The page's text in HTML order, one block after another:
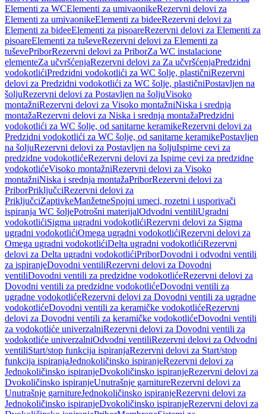
Elementi za WCElementi za umivaonikeRezervni delovi za
Elementi za umivaonikeElementi za bideeRezervni delovi za
Elementi za bideeElementi za pisoareRezervni delovi za Elementi za
pisoareElementi za tuševeRezervni delovi za Elementi za
tuševePriborRezervni delovi za PriborZa WC instalacione
elementeZa učvršćenjaRezervni delovi za Za učvršćenjaPredzidni
vodokotlićiPredzidni vodokotlići za WC šolje, plastičniRezervni
delovi za Predzidni vodokotlići za WC šolje, plastičniPostavljen na
šoljuRezervni delovi za Postavljen na šoljuVisoko
montažniRezervni delovi za Visoko montažniNiska i srednja
montažaRezervni delovi za Niska i srednja montažaPredzidni
vodokotlići za WC šolje, od sanitarne keramikeRezervni delovi za
Predzidni vodokotlići za WC šolje, od sanitarne keramikePostavljen
na šoljuRezervni delovi za Postavljen na šoljuIspirne cevi za
predzidne vodokotlićeRezervni delovi za Ispirne cevi za predzidne
vodokotlićeVisoko montažniRezervni delovi za Visoko
montažniNiska i srednja montažaPriborRezervni delovi za
PriborPriključciRezervni delovi za
PriključciZaptivkeManžetneSpojni umeci, rozetni i usporivači
ispiranja WC šoljePotrošni materijalOdvodni ventiliUgradni
vodokotlićiSigma ugradni vodokotlićiRezervni delovi za Sigma
ugradni vodokotlićiOmega ugradni vodokotlićiRezervni delovi za
Omega ugradni vodokotlićiDelta ugradni vodokotlićiRezervni
delovi za Delta ugradni vodokotlićiPriborDovodni i odvodni ventili
za ispiranjeDovodni ventiliRezervni delovi za Dovodni
ventiliDovodni ventili za predzidne vodokotlićeRezervni delovi za
Dovodni ventili za predzidne vodokotlićeDovodni ventili za
ugradne vodokotlićeRezervni delovi za Dovodni ventili za ugradne
vodokotlićeDovodni ventili za keramičke vodokotlićeRezervni
delovi za Dovodni ventili za keramičke vodokotlićeDovodni ventili
za vodokotliće univerzalniRezervni delovi za Dovodni ventili za
vodokotliće univerzalniOdvodni ventiliRezervni delovi za Odvodni
ventiliStart/stop funkcija ispiranjaRezervni delovi za Start/stop
funkcija ispiranjaJednokoličinsko ispiranjeRezervni delovi za
Jednokoličinsko ispiranjeDvokoličinsko ispiranjeRezervni delovi za
Dvokoličinsko ispiranjeUnutrašnje garnitureRezervni delovi za
Unutrašnje garnitureJednokoličinsko ispiranjeRezervni delovi za
Jednokoličinsko ispiranjeDvokoličinsko ispiranjeRezervni delovi za